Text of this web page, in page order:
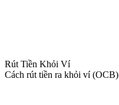
Rút Tiền Khỏi Ví
Cách rút tiền ra khỏi ví (OCB)